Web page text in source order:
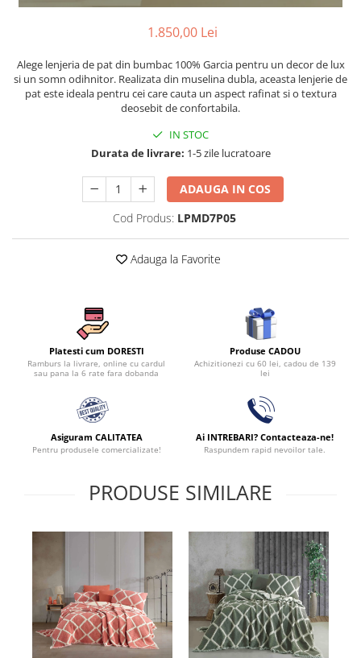
Set Lenjerie De Pat Blana
Artificiala De Iepure, 6 Piese, 2
Piese, Cu Pilota Inclusa
Lenjerii De Pat Premium Collection
Set Lenjerie De Pat, 7 Piese, Cu
Set Lenjerie De Pat Jacquard Regal,
11 Piese, Cuvertura Inclusa
Lenjerii Damasc Egiptean King Size
Lenjerii De Pat, Finet Premium, 1
Persoana
Lenjerii De Pat Damasc 1 Persoana
1.850,00 Lei
Alege lenjeria de pat din bumbac 100% Garcia pentru un decor de lux
si un somn odihnitor. Realizata din muselina dubla, aceasta lenjerie de
pat este ideala pentru cei care cauta un aspect rafinat si o textura
deosebit de confortabila.
IN STOC
Durata de livrare: 1-5 zile lucratoare
ADAUGA IN COS
Cod Produs: LPMD7P05
Adauga la Favorite
Platesti cum DORESTI
Ramburs la livrare, online cu cardul
sau pana la 6 rate fara dobanda
Produse CADOU
Achizitionezi cu 60 lei, cadou de 139
lei
Asiguram CALITATEA
Pentru produsele comercializate!
Ai INTREBARI? Contacteaza-ne!
Raspundem rapid nevoilor tale.
PRODUSE SIMILARE